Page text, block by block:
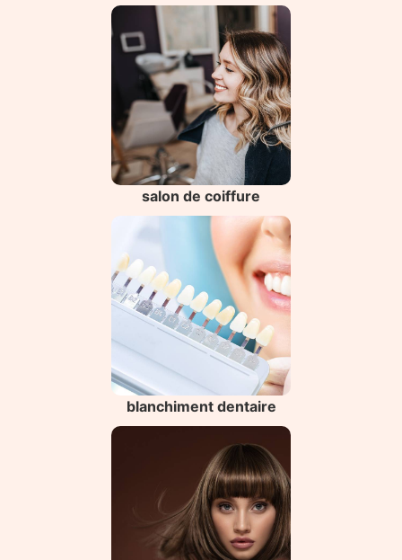
salon de coiffure
blanchiment dentaire